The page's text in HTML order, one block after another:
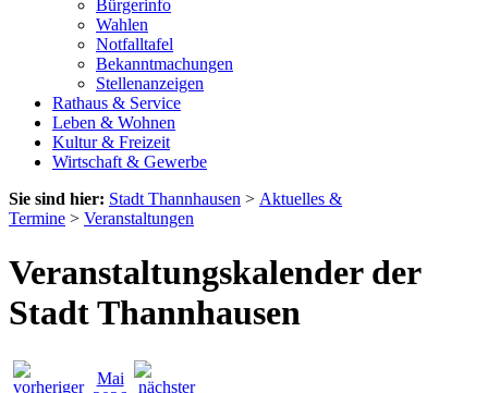
Bürgerinfo
Wahlen
Notfalltafel
Bekanntmachungen
Stellenanzeigen
Rathaus & Service
Leben & Wohnen
Kultur & Freizeit
Wirtschaft & Gewerbe
Sie sind hier: Stadt Thannhausen > Aktuelles &
Termine > Veranstaltungen
Veranstaltungskalender der
Stadt Thannhausen
Mai